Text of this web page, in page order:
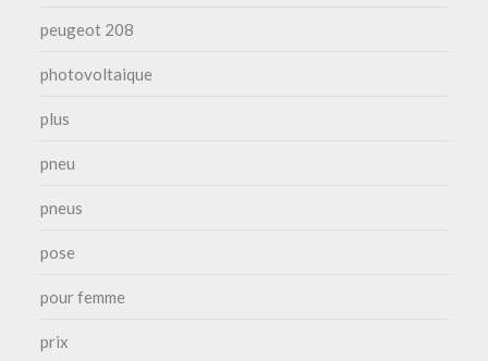
peugeot 208
photovoltaique
plus
pneu
pneus
pose
pour femme
prix